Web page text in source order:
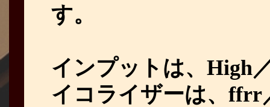
す。
インプットは、High
イコライザーは、ffrr